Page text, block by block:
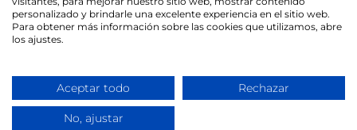
© 2026 LA DESPENSA de Cercedilla | Diseñado porel mono
personalizado y brindarle una excelente experiencia en el sitio web.
Para obtener más información sobre las cookies que utilizamos, abre
los ajustes.
Aceptar todo Rechazar
No, ajustar